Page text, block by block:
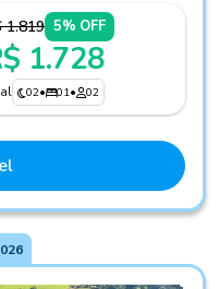
1.819 5% OFF
1.728
02• 01• 02